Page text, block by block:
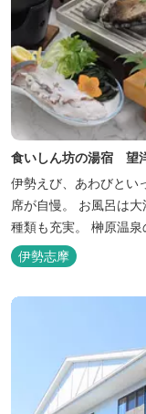
食いしん坊の湯宿 望
伊勢えび、あわびとい
席が自慢。 お風呂は
種類も充実。 榊原温
ルに。
伊勢志摩